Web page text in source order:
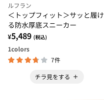
ルフラン
＜トップフィット＞サッと履け
る防水厚底スニーカー
¥5,489 (税込)
1colors
7件
チラ見をする